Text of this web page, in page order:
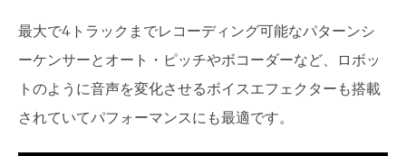
最大で4トラックまでレコーディング可能なパターンシ
ーケンサーとオート・ピッチやボコーダーなど、ロボッ
トのように音声を変化させるボイスエフェクターも搭載
されていてパフォーマンスにも最適です。